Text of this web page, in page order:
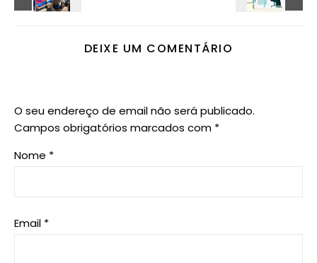
DEIXE UM COMENTÁRIO
O seu endereço de email não será publicado.
Campos obrigatórios marcados com *
Nome *
Email *